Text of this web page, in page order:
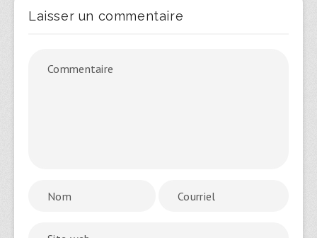
Laisser un commentaire